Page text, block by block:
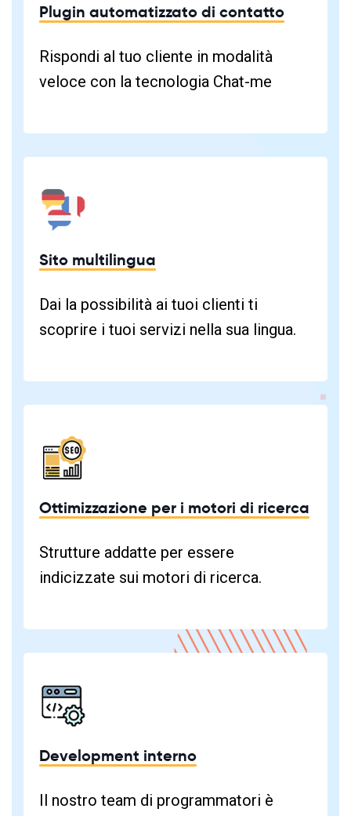
Plugin automatizzato di contatto
Rispondi al tuo cliente in modalità
veloce con la tecnologia Chat-me
Sito multilingua
Dai la possibilità ai tuoi clienti ti
scoprire i tuoi servizi nella sua lingua.
Ottimizzazione per i motori di ricerca
Strutture addatte per essere
indicizzate sui motori di ricerca.
Development interno
Il nostro team di programmatori è